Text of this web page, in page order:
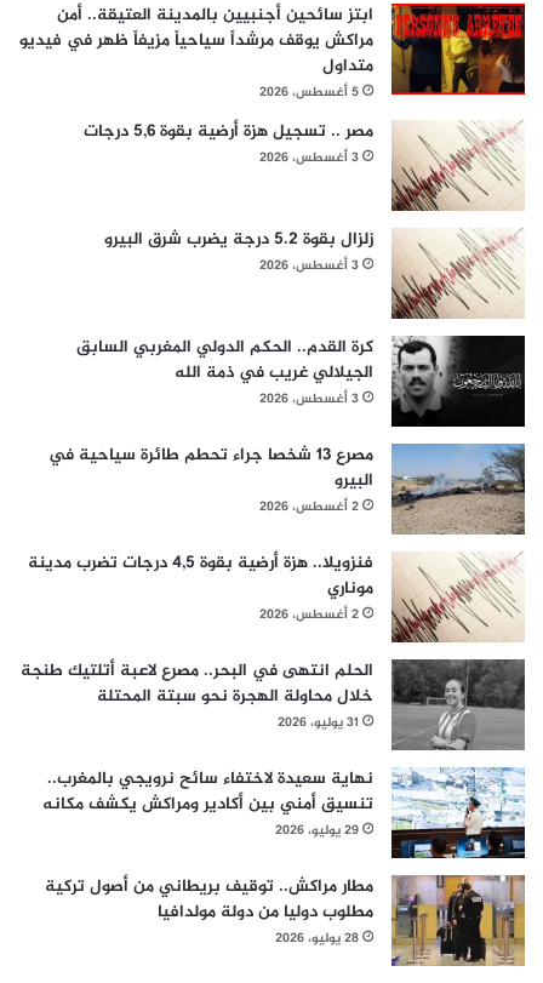
ابتز سائحين أجنبيين بالمدينة العتيقة.. أمن
مراكش يوقف مرشداً سياحياً مزيفاً ظهر في فيديو
متداول
5 أغسطس، 2026
مصر .. تسجيل هزة أرضية بقوة 5,6 درجات
3 أغسطس، 2026
زلزال بقوة 5.2 درجة يضرب شرق البيرو
3 أغسطس، 2026
كرة القدم.. الحكم الدولي المغربي السابق
الجيلالي غريب في ذمة الله
3 أغسطس، 2026
مصرع 13 شخصا جراء تحطم طائرة سياحية في
البيرو
2 أغسطس، 2026
فنزويلا.. هزة أرضية بقوة 4,5 درجات تضرب مدينة
موناري
2 أغسطس، 2026
الحلم انتهى في البحر.. مصرع لاعبة أتلتيك طنجة
خلال محاولة الهجرة نحو سبتة المحتلة
31 يوليو، 2026
نهاية سعيدة لاختفاء سائح نرويجي بالمغرب..
تنسيق أمني بين أكادير ومراكش يكشف مكانه
29 يوليو، 2026
مطار مراكش.. توقيف بريطاني من أصول تركية
مطلوب دوليا من دولة مولدافيا
28 يوليو، 2026